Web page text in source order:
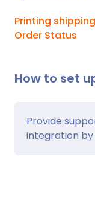
Printing
Order Status
How to set
Provide
integration